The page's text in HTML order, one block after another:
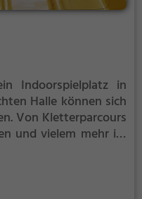
Indoorspielplatz in
Halle können sich
Von Kletterparcours
und vielem mehr ist